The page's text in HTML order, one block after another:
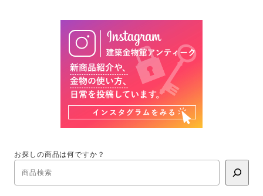
お探しの商品は何ですか？